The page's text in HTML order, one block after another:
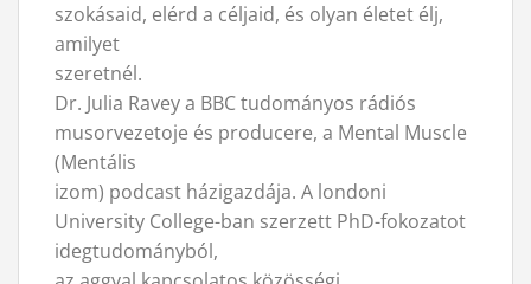
szokásaid, elérd a céljaid, és olyan életet élj,
amilyet
szeretnél.
Dr. Julia Ravey a BBC tudományos rádiós
musorvezetoje és producere, a Mental Muscle
(Mentális
izom) podcast házigazdája. A londoni
University College-ban szerzett PhD-fokozatot
idegtudományból,